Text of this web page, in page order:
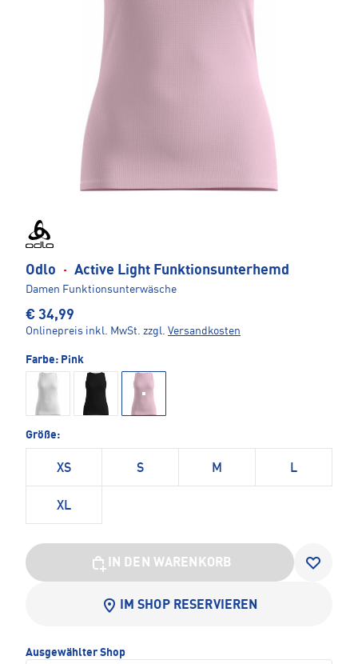
Odlo · Active Light Funktionsunterhemd
Damen Funktionsunterwäsche
€ 34,99
Onlinepreis inkl. MwSt. zzgl. Versandkosten
Farbe: Pink
Größe:
XS S M L
XL
IN DEN WARENKORB
IM SHOP RESERVIEREN
Ausgewählter Shop